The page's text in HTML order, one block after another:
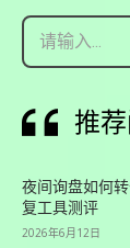
请输入...
推
夜间询盘如何
复工具测评
2026年6月12日